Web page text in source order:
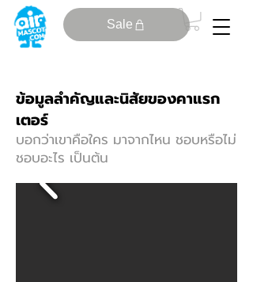
Sale
ข้อมูลลําคัญและนิสัยของคาแรก
เตอร์
บอกว่าเขาคือใคร มาจากไหน ชอบหรือไม่
ชอบอะไร เป็นต้น